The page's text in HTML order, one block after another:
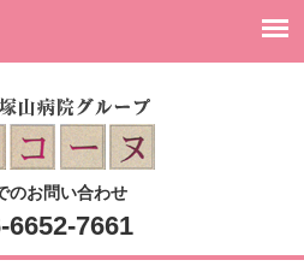
のお問い合わせ
6652-7661